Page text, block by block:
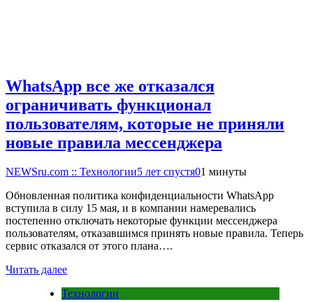
WhatsApp все же отказался
ограничивать функционал
пользователям, которые не приняли
новые правила мессенджера
NEWSru.com :: Технологии5 лет спустя01 минуты
Обновленная политика конфиденциальности WhatsApp
вступила в силу 15 мая, и в компании намеревались
постепенно отключать некоторые функции мессенджера
пользователям, отказавшимся принять новые правила. Теперь
сервис отказался от этого плана….
Читать далее
Технологии